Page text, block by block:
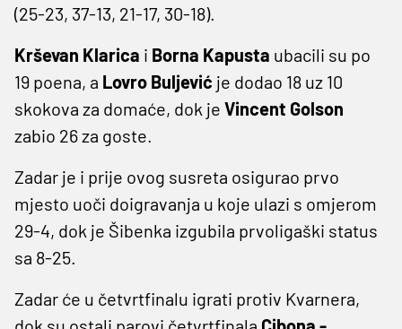
(25-23, 37-13, 21-17, 30-18).
Krševan Klarica i Borna Kapusta ubacili su po
19 poena, a Lovro Buljević je dodao 18 uz 10
skokova za domaće, dok je Vincent Golson
zabio 26 za goste.
Zadar je i prije ovog susreta osigurao prvo
mjesto uoči doigravanja u koje ulazi s omjerom
29-4, dok je Šibenka izgubila prvoligaški status
sa 8-25.
Zadar će u četvrtfinalu igrati protiv Kvarnera,